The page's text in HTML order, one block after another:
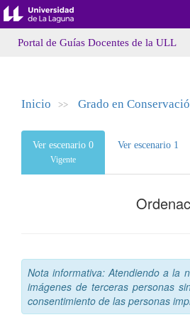
Portal de Guías Docentes de la ULL
Inicio >> Grado en
Ver escenario 0
Vigente
Ver escenario 1
Nota informativa: Atendiendo a la
imágenes de terceras personas
consentimiento de las personas